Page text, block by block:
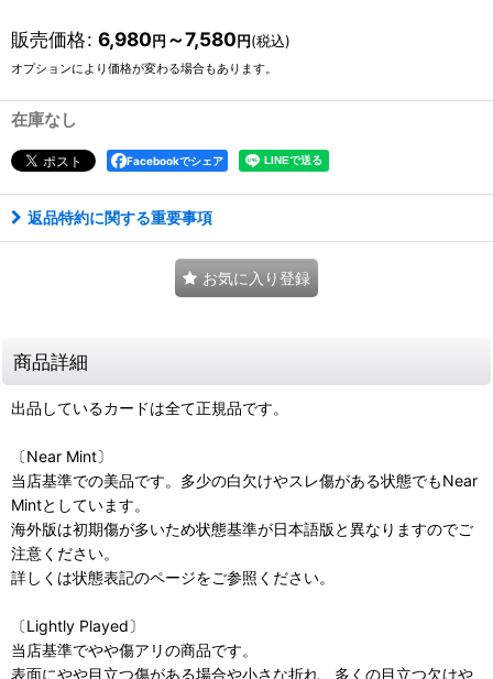
販売価格: 6,980円 ～7,580円(税込)
オプションにより価格が変わる場合もあります。
在庫なし
Facebookでシェア
返品特約に関する重要事項
お気に入り登録
商品詳細
出品しているカードは全て正規品です。
〔Near Mint〕
当店基準での美品です。多少の白欠けやスレ傷がある状態でもNear
Mintとしています。
海外版は初期傷が多いため状態基準が日本語版と異なりますのでご
注意ください。
詳しくは状態表記のページをご参照ください。
〔Lightly Played〕
当店基準でやや傷アリの商品です。
表面にやや目立つ傷がある場合や小さな折れ、多くの目立つ欠けや